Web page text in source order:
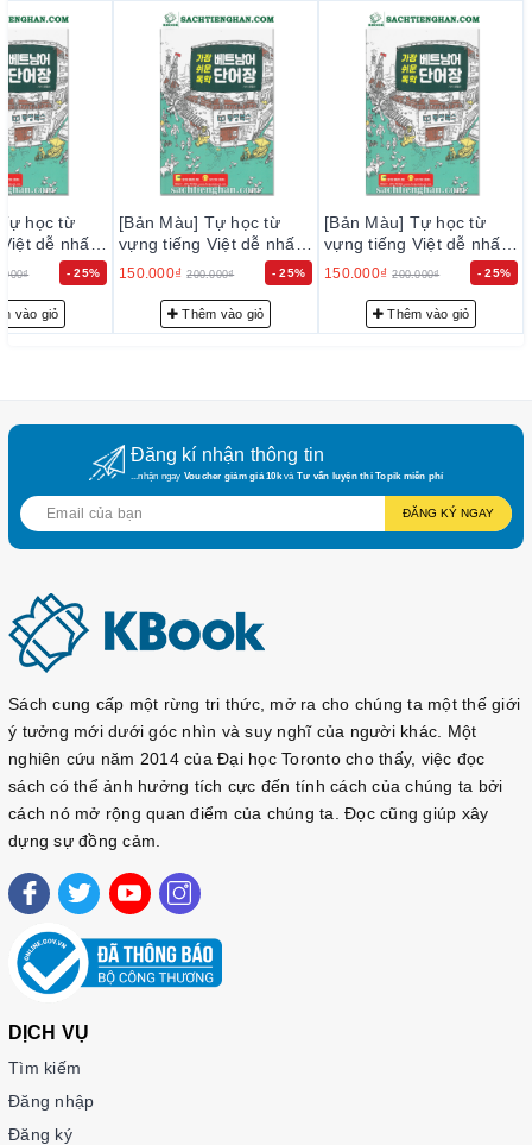
nhiều tập đoàn lớn như Samsung, LG, Lotte,... và giảng dạy
tiếng Việt tại các trường đại học danh tiếng.
2. 📖 Mục Lục – Sách Từ Vựng Tiếng Việt Tự
Học Dễ Nhất
PART 1. Một ngày mới bắt đầu
Scene 1: Thức dậy
Scene 2: Rửa mặt và vệ sinh cá nhân
Scene 3: Ăn sáng
Scene 4: Chuẩn bị đi học/đi làm
Scene 3: Bắt taxi
Scene 4: Lái xe
PART 3. Công việc và trường học
Scene 2: Ở trường học
Scene 3: Họp hành và thuyết trình
PART 4. Cuộc sống thường nhật
Scene 2: Đi ngân hàng
Scene 3: Thăm bệnh viện
Scene 4: Dọn dẹp nhà cửa
PART 5. Ăn uống và vui chơi
Scene 2: Ở quán cà phê
Scene 4: Gặp gỡ bạn bè
PART 6. Giải trí và du lịch
Scene 1: Xem phim
- 25%
học từ
dễ nhất -
학 베트남어
vào giỏ
- 25%
[Bản Màu] Tự học từ
vựng tiếng Việt dễ nhất -
가장 쉬운 독학 베트남어
150.000₫ 200.000₫
Thêm vào giỏ
- 25%
[Bản Màu] Tự học từ
vựng tiếng Việt dễ nhất -
가장 쉬운 독학 베트남어
150.000₫ 200.000₫
Thêm vào giỏ
Đăng kí nhận thông tin
...nhận ngay Voucher giảm giá 10kvà Tư vấn luyện thi Topik miễn phí
ĐĂNG KÝ NGAY
Sách cung cấp một rừng tri thức, mở ra cho chúng ta một thế giới
ý tưởng mới dưới góc nhìn và suy nghĩ của người khác. Một
nghiên cứu năm 2014 của Đại học Toronto cho thấy, việc đọc
sách có thể ảnh hưởng tích cực đến tính cách của chúng ta bởi
cách nó mở rộng quan điểm của chúng ta. Đọc cũng giúp xây
dựng sự đồng cảm.
DỊCH VỤ
Tìm kiếm
Đăng nhập
Đăng ký